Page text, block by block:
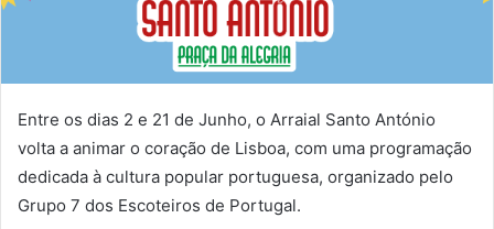
Entre os dias 2 e 21 de Junho, o Arraial Santo António
volta a animar o coração de Lisboa, com uma programação
dedicada à cultura popular portuguesa, organizado pelo
Grupo 7 dos Escoteiros de Portugal.